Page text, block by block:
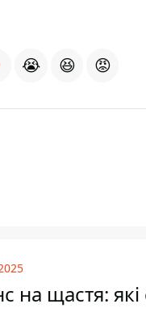
😭 😆 😡
на щастя: які